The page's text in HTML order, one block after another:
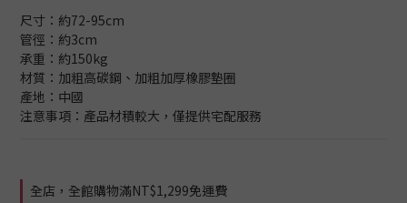
尺寸：約72-95cm
管徑：約3cm
承重：約150kg
材質：加粗高碳鋼、加粗加厚橡膠墊圈
產地：中國
注意事項：產品材積較大，僅提供宅配服務
全店，全館購物滿NT$1,299免運費